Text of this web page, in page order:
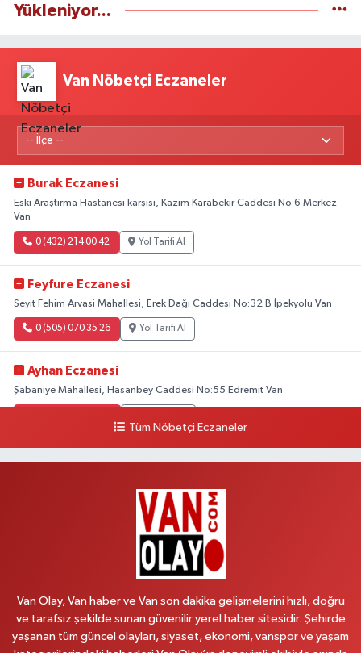
Yükleniyor...
Van Nöbetçi Eczaneler
Burak Eczanesi
Eski Araştırma Hastanesi karşısı, Kazım Karabekir Caddesi No:6 Merkez
Van
0 (432) 214 00 42 Yol Tarifi Al
Feyfure Eczanesi
Seyit Fehim Arvasi Mahallesi, Erek Dağı Caddesi No:32 B İpekyolu Van
0 (505) 070 35 26 Yol Tarifi Al
Ayhan Eczanesi
Şabaniye Mahallesi, Hasanbey Caddesi No:55 Edremit Van
Yol Tarifi Al
Vanyolu Mahallesi, Kara Yusuf Bey Caddesi No:99 B Erciş Van
0 (432) 351 02 96 Yol Tarifi Al
Koç Eczanesi
Tüm Nöbetçi Eczaneler
Van Olay, Van haber ve Van son dakika gelişmelerini hızlı, doğru
ve tarafsız şekilde sunan güvenilir yerel haber sitesidir. Şehirde
yaşanan tüm güncel olayları, siyaset, ekonomi, vanspor ve yaşam